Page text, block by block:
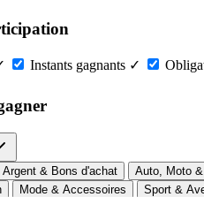
Instants gagnants ✓
Argent & Bons d'achat Auto, Moto
Mode & Accessoires Sport &